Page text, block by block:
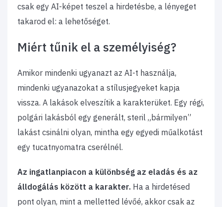
csak egy AI-képet teszel a hirdetésbe, a lényeget
takarod el: a lehetőséget.
Miért tűnik el a személyiség?
Amikor mindenki ugyanazt az AI-t használja,
mindenki ugyanazokat a stílusjegyeket kapja
vissza. A lakások elveszítik a karakterüket. Egy régi,
polgári lakásból egy generált, steril „bármilyen”
lakást csinálni olyan, mintha egy egyedi műalkotást
egy tucatnyomatra cserélnél.
Az ingatlanpiacon a különbség az eladás és az
álldogálás között a karakter. Ha a hirdetésed
pont olyan, mint a melletted lévőé, akkor csak az